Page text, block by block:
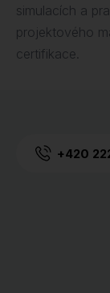
simulacích a
projektového
certifikace.
+420